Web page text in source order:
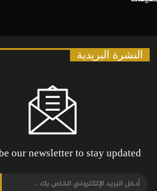
النشرة البريدية
our newsletter to stay updated.